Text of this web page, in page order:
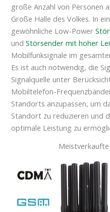
große Anzahl von Personen
Große Halle des Volkes. In
gewöhnliche Low-Power
undStörsender mit hoher
Mobilfunksignale im
Es ist auch notwendig, die
Signalquelle unter
Mobiltelefon-
Standorts anzupassen, um
Standort zu reduzieren und
optimale Leistung zu
war:
$599.00.
Preis